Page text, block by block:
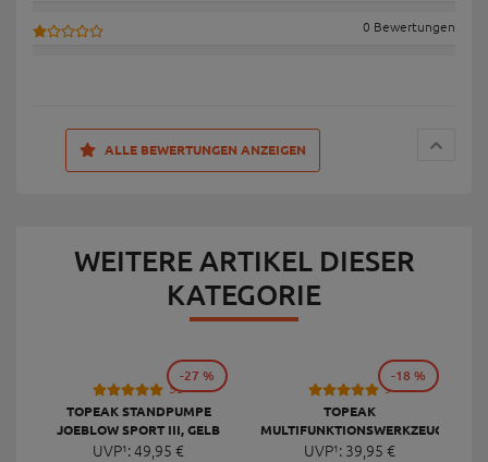
0 Bewertungen
ALLE BEWERTUNGEN ANZEIGEN
WEITERE ARTIKEL DIESER
KATEGORIE
53
TOPEAK STANDPUMPE
JOEBLOW SPORT III, GELB
UVP¹:49,95 €
-27 %
9
TOPEAK
MULTIFUNKTIONSWERKZEUG
MINI 20 PRO
UVP¹: 39,95 €
-18 %